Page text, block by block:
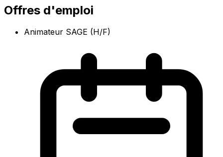
Offres d'emploi
Animateur SAGE (H/F)